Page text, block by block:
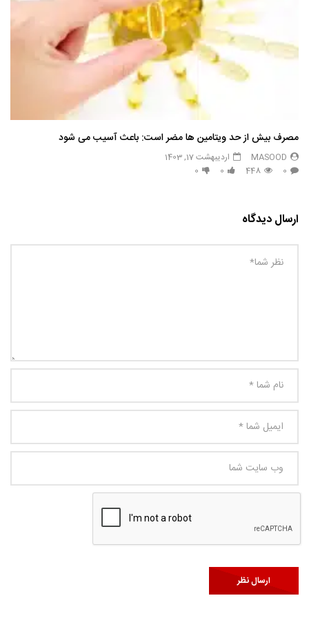
مصرف بیش از حد ویتامین ها مضر است: باعث آسیب می شود
MASOOD
اردیبهشت 17, 1403
0
448
0
0
ارسال دیدگاه